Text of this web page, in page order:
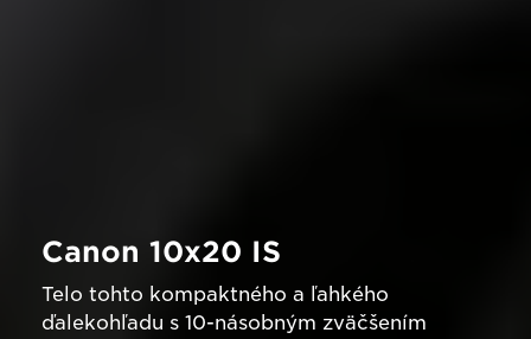
Canon 10x20 IS
Telo tohto kompaktného a ľahkého
ďalekohľadu s 10-násobným zväčšením